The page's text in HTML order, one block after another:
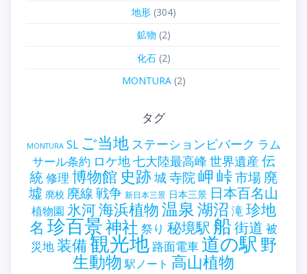
地形(304)
鉱物 (2)
化石(2)
MONTURA(2)
タグ
MONTURA SL ご当地 ステーションビバーク ラム
サール条約 ロケ地七大陸最高峰 世界遺産 伝
統修理 博物館 史跡城寺院岬峠市場 廃
墟 廃校 廃線戦争 新日本三景 日本三景 日本百名山
植物園 氷河海浜植物温泉湖沼 滝珍地
名 珍百景神社 祭り 秘境駅 船街道 被
災地装備観光地 路面電車道の駅 野
生動物 駅ノート 高山植物